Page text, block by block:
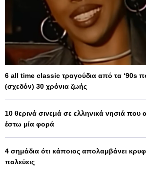
6 all time classic τραγούδια από τα ‘90s
(σχεδόν) 30 χρόνια ζωής
10 θερινά σινεμά σε ελληνικά νησιά που
έστω μία φορά
4 σημάδια ότι κάποιος απολαμβάνει
παλεύεις